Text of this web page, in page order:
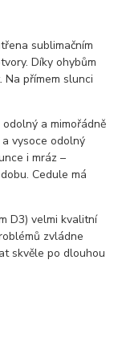
sublimačním
Díky ohybům
přímem slunci
a mimořádně
vysoce odolný
i mráz –
Cedule má
D3) velmi kvalitní
zvládne
skvěle po dlouhou